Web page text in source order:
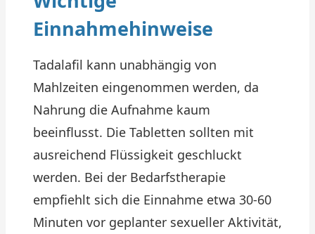
Einnahmehinweise
Tadalafil kann unabhängig von
Mahlzeiten eingenommen werden, da
Nahrung die Aufnahme kaum
beeinflusst. Die Tabletten sollten mit
ausreichend Flüssigkeit geschluckt
werden. Bei der Bedarfstherapie
empfiehlt sich die Einnahme etwa 30-60
Minuten vor geplanter sexueller Aktivität,